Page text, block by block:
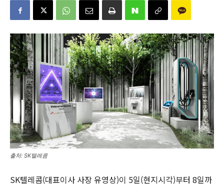
출처: SK텔레콤
SK텔레콤(대표이사 사장 유영상)이 5일(현지시각)부터 8일까